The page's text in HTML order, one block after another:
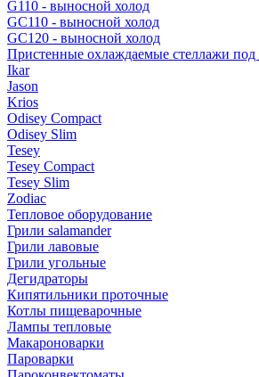
G110 - выносной холод
GC110 - выносной холод
GC120 - выносной холод
Пристенные охлаждаемые стеллажи
Ikar
Jason
Krios
Odisey Compact
Odisey Slim
Tesey
Tesey Compact
Tesey Slim
Zodiac
Тепловое оборудование
Грили salamander
Грили лавовые
Грили угольные
Дегидраторы
Кипятильники проточные
Котлы пищеварочные
Лампы тепловые
Макароноварки
Пароварки